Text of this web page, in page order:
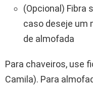
(Opcional) Fibra
caso deseje um
de almofada
Para chaveiros, use
Camila). Para